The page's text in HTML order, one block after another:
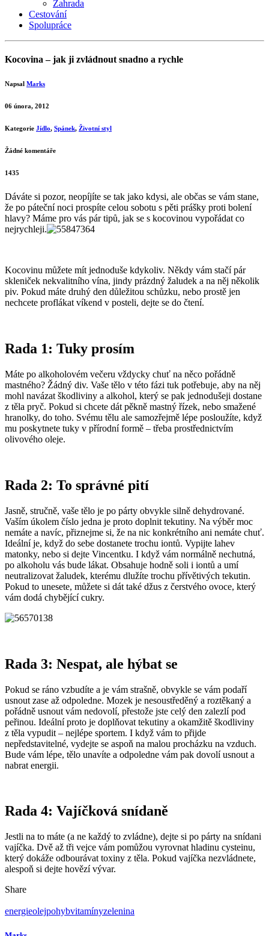
Zahrada
Cestování
Spolupráce
Kocovina – jak ji zvládnout snadno a rychle
Napsal Marks
06 února, 2012
Kategorie Jídlo, Spánek, Životní styl
Žádné komentáře
1435
Dáváte si pozor, neopíjíte se tak jako kdysi, ale občas se vám stane,
že po páteční noci prospíte celou sobotu s pěti prášky proti bolení
hlavy? Máme pro vás pár tipů, jak se s kocovinou vypořádat co
nejrychleji.
Kocovinu můžete mít jednoduše kdykoliv. Někdy vám stačí pár
skleniček nekvalitního vína, jindy prázdný žaludek a na něj několik
piv. Pokud máte druhý den důležitou schůzku, nebo prostě jen
nechcete proflákat víkend v posteli, dejte se do čtení.
Rada 1: Tuky prosím
Máte po alkoholovém večeru vždycky chuť na něco pořádně
mastného? Žádný div. Vaše tělo v této fázi tuk potřebuje, aby na něj
mohl navázat škodliviny a alkohol, který se pak jednodušeji dostane
z těla pryč. Pokud si chcete dát pěkně mastný řízek, nebo smažené
hranolky, do toho. Svému tělu ale samozřejmě lépe posloužíte, když
mu poskytnete tuky v přírodní formě – třeba prostřednictvím
olivového oleje.
Rada 2: To správné pití
Jasně, stručně, vaše tělo je po párty obvykle silně dehydrované.
Vaším úkolem číslo jedna je proto doplnit tekutiny. Na výběr moc
nemáte a navíc, přiznejme si, že na nic konkrétního ani nemáte chuť.
Ideální je, když do sebe dostanete trochu iontů. Vypijte lahev
matonky, nebo si dejte Vincentku. I když vám normálně nechutná,
po alkoholu vás bude lákat. Obsahuje hodně soli i iontů a umí
neutralizovat žaludek, kterému dlužíte trochu přívětivých tekutin.
Pokud to unesete, můžete si dát také džus z čerstvého ovoce, který
vám dodá chybějící cukry.
Rada 3: Nespat, ale hýbat se
Pokud se ráno vzbudíte a je vám strašně, obvykle se vám podaří
usnout zase až odpoledne. Mozek je nesoustředěný a roztěkaný a
pořádně usnout vám nedovolí, přestože jste celý den zalezlí pod
peřinou. Ideální proto je doplňovat tekutiny a okamžitě škodliviny
z těla vypudit – nejlépe sportem. I když vám to přijde
nepředstavitelné, vydejte se aspoň na malou procházku na vzduch.
Bude vám lépe, tělo unavíte a odpoledne vám pak dovolí usnout a
nabrat energii.
Rada 4: Vajíčková snídaně
Jestli na to máte (a ne každý to zvládne), dejte si po párty na snídani
vajíčka. Dvě až tři vejce vám pomůžou vyrovnat hladinu cysteinu,
který dokáže odbourávat toxiny z těla. Pokud vajíčka nezvládnete,
alespoň si dejte hovězí vývar.
Share
energieolejpohybvitamínyzelenina